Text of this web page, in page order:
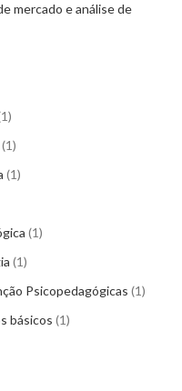
mercado e análise de
1
1
1
1
1
Psicopedagógicas 1
básicos 1